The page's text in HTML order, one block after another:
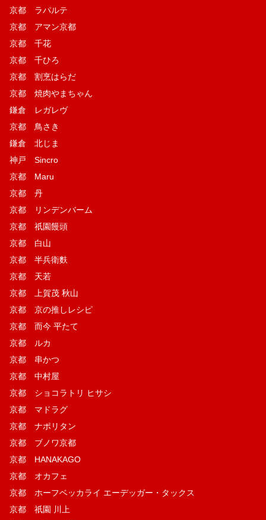
京都 ラパルテ
京都 アマン京都
京都 千花
京都 千ひろ
京都 割烹はらだ
京都 焼肉やまちゃん
鎌倉 レガレヴ
京都 鳥さき
鎌倉 北じま
神戸 Sincro
京都 Maru
京都 丹
京都 リンデンバーム
京都 祇園饅頭
京都 白山
京都 半兵衛麩
京都 天若
京都 上賀茂 秋山
京都 京の推しレシピ
京都 而今 平たて
京都 ルカ
京都 串かつ
京都 中村屋
京都 ショコラトリ ヒサシ
京都 マドラグ
京都 ナポリタン
京都 ブノワ京都
京都 HANAKAGO
京都 オカフェ
京都 ホーフベッカライ エーデッガー・タックス
京都 祇園 川上